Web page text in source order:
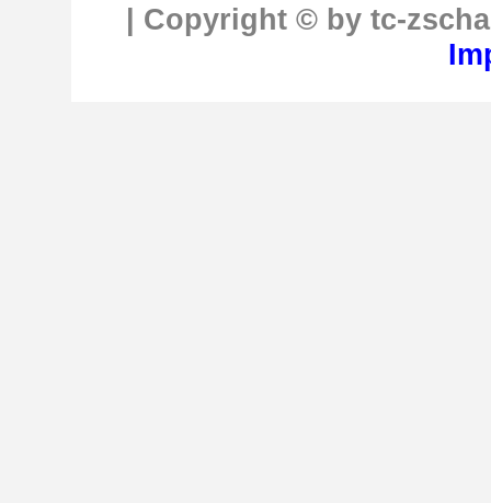
| Copyright © by tc-